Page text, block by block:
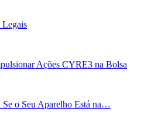
Legais
Ações CYRE3 na Bolsa
o Seu Aparelho Está na…